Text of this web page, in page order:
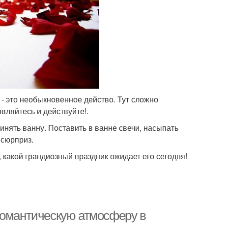
это необыкновенное действо. Тут сложно
и действуйте!.
ванну. Поставить в ванне свечи, насыпать
грандиозный праздник ожидает его сегодня!
атмосферу в